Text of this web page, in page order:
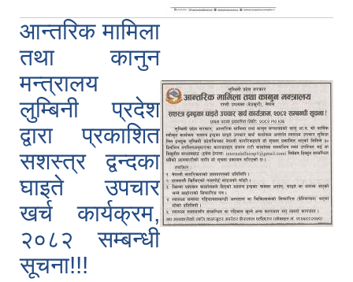
आन्तरिक मामिला
तथा कानुन
मन्त्रालय
लुम्बिनी प्रदेश
द्वारा प्रकाशित
सशस्त्र द्वन्दका
घाइते उपचार
खर्च कार्यक्रम,
२०८२ सम्बन्धी
सूचना!!!